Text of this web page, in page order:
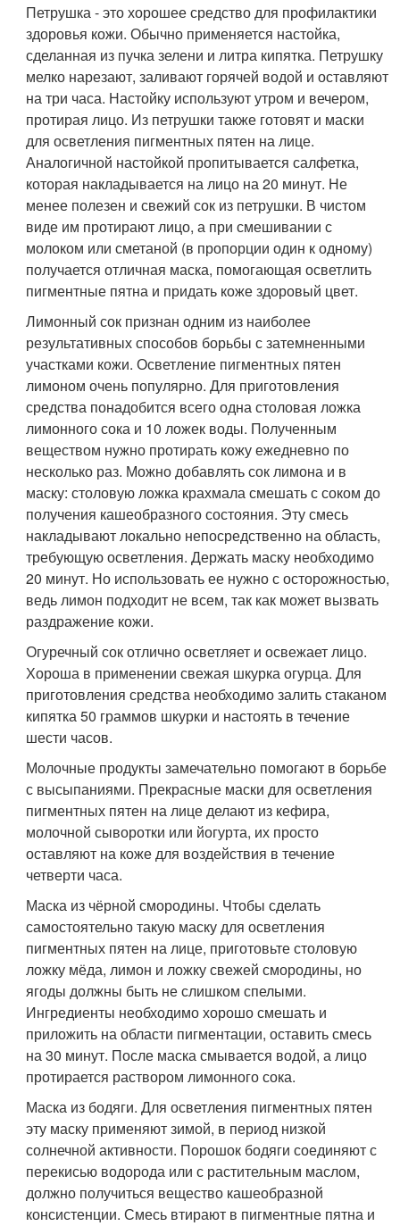
Петрушка - это хорошее средство для профилактики
здоровья кожи. Обычно применяется настойка,
сделанная из пучка зелени и литра кипятка. Петрушку
мелко нарезают, заливают горячей водой и оставляют
на три часа. Настойку используют утром и вечером,
протирая лицо. Из петрушки также готовят и маски
для осветления пигментных пятен на лице.
Аналогичной настойкой пропитывается салфетка,
которая накладывается на лицо на 20 минут. Не
менее полезен и свежий сок из петрушки. В чистом
виде им протирают лицо, а при смешивании с
молоком или сметаной (в пропорции один к одному)
получается отличная маска, помогающая осветлить
пигментные пятна и придать коже здоровый цвет.
Лимонный сок признан одним из наиболее
результативных способов борьбы с затемненными
участками кожи. Осветление пигментных пятен
лимоном очень популярно. Для приготовления
средства понадобится всего одна столовая ложка
лимонного сока и 10 ложек воды. Полученным
веществом нужно протирать кожу ежедневно по
несколько раз. Можно добавлять сок лимона и в
маску: столовую ложка крахмала смешать с соком до
получения кашеобразного состояния. Эту смесь
накладывают локально непосредственно на область,
требующую осветления. Держать маску необходимо
20 минут. Но использовать ее нужно с осторожностью,
ведь лимон подходит не всем, так как может вызвать
раздражение кожи.
Огуречный сок отлично осветляет и освежает лицо.
Хороша в применении свежая шкурка огурца. Для
приготовления средства необходимо залить стаканом
кипятка 50 граммов шкурки и настоять в течение
шести часов.
Молочные продукты замечательно помогают в борьбе
с высыпаниями. Прекрасные маски для осветления
пигментных пятен на лице делают из кефира,
молочной сыворотки или йогурта, их просто
оставляют на коже для воздействия в течение
четверти часа.
Маска из чёрной смородины. Чтобы сделать
самостоятельно такую маску для осветления
пигментных пятен на лице, приготовьте столовую
ложку мёда, лимон и ложку свежей смородины, но
ягоды должны быть не слишком спелыми.
Ингредиенты необходимо хорошо смешать и
приложить на области пигментации, оставить смесь
на 30 минут. После маска смывается водой, а лицо
протирается раствором лимонного сока.
Маска из бодяги. Для осветления пигментных пятен
эту маску применяют зимой, в период низкой
солнечной активности. Порошок бодяги соединяют с
перекисью водорода или с растительным маслом,
должно получиться вещество кашеобразной
консистенции. Смесь втирают в пигментные пятна и